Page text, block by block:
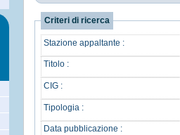
Criteri di ricerca
Stazione appaltante :
Titolo :
CIG :
Tipologia :
Data pubblicazione :